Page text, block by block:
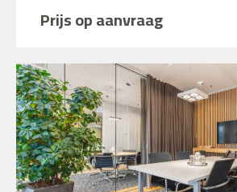
Prijs op aanvraag